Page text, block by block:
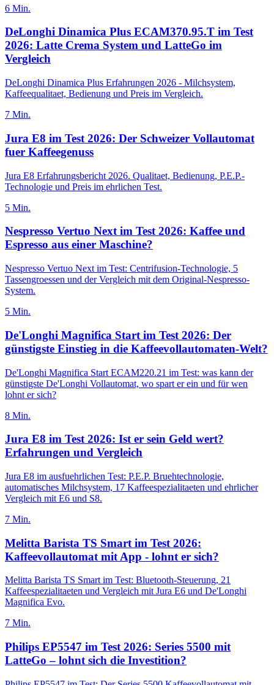
6 Min.
DeLonghi Dinamica Plus ECAM370.95.T im Test
2026: Latte Crema System und LatteGo im
Vergleich
DeLonghi Dinamica Plus Erfahrungen 2026 - Milchsystem,
Kaffeequalitaet, Bedienung und Preis im Vergleich.
7 Min.
Jura E8 im Test 2026: Der Schweizer Vollautomat
fuer Kaffeegenuss
Jura E8 Erfahrungsbericht 2026. Qualitaet, Bedienung, P.E.P.-
Technologie und Preis im ehrlichen Test.
5 Min.
Nespresso Vertuo Next im Test 2026: Kaffee und
Espresso aus einer Maschine?
Nespresso Vertuo Next im Test: Centrifusion-Technologie, 5
Tassengroessen und der Vergleich mit dem Original-Nespresso-
System.
5 Min.
De'Longhi Magnifica Start im Test 2026: Der
günstigste Einstieg in die Kaffeevollautomaten-Welt?
De'Longhi Magnifica Start ECAM220.21 im Test: was kann der
günstigste De'Longhi Vollautomat, wo spart er ein und für wen
lohnt er sich?
8 Min.
Jura E8 im Test 2026: Ist er sein Geld wert?
Erfahrungen und Vergleich
Jura E8 im ausfuehrlichen Test: P.E.P. Bruehtechnologie,
automatisches Milchsystem, 17 Kaffeespezialitaeten und ehrlicher
Vergleich mit E6 und S8.
7 Min.
Melitta Barista TS Smart im Test 2026:
Kaffeevollautomat mit App - lohnt er sich?
Melitta Barista TS Smart im Test: Bluetooth-Steuerung, 21
Kaffeespezialitaeten und Vergleich mit Jura E6 und De'Longhi
Magnifica Evo.
7 Min.
Philips EP5547 im Test 2026: Series 5500 mit
LatteGo – lohnt sich die Investition?